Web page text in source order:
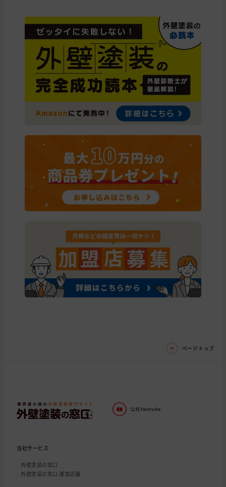
ページトップ
当社サービス
外壁塗装の窓口
外壁塗装の窓口 運営店舗